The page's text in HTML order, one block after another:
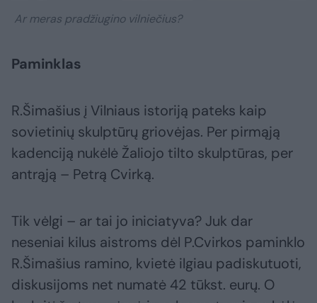
Ar meras pradžiugino vilniečius?
Paminklas
R.Šimašius į Vilniaus istoriją pateks kaip
sovietinių skulptūrų griovėjas. Per pirmąją
kadenciją nukėlė Žaliojo tilto skulptūras, per
antrąją – Petrą Cvirką.
Tik vėlgi – ar tai jo iniciatyva? Juk dar
neseniai kilus aistroms dėl P.Cvirkos paminklo
R.Šimašius ramino, kvietė ilgiau padiskutuoti,
diskusijoms net numatė 42 tūkst. eurų. O